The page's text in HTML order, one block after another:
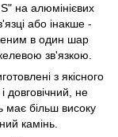
на алюмінієвих
або інакше -
в один шар
зв'язкою.
з якісного
довговічний, не
має більш високу
камінь.